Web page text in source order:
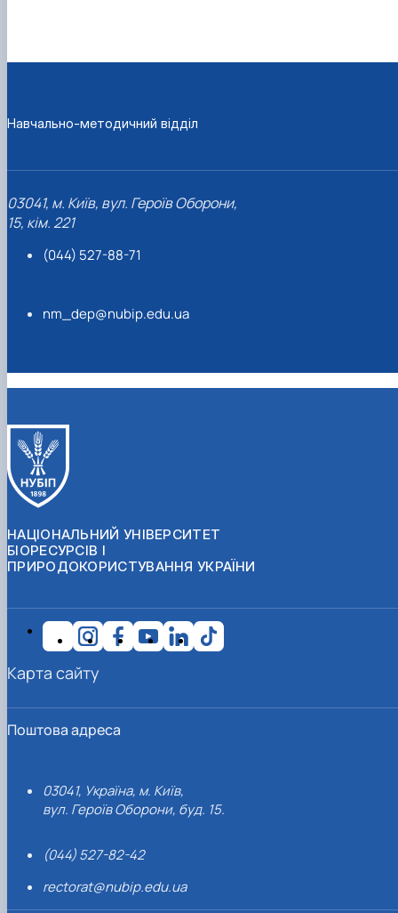
Навчально-методичний відділ
03041, м. Київ, вул. Героїв Оборони,
15, кім. 221
(044) 527-88-71
nm_dep@nubip.edu.ua
НАЦІОНАЛЬНИЙ УНІВЕРСИТЕТ
БІОРЕСУРСІВ І
ПРИРОДОКОРИСТУВАННЯ УКРАЇНИ
Поштова адреса
03041, Україна, м. Київ,
вул. Героїв Оборони, буд. 15.
(044) 527-82-42
rectorat@nubip.edu.ua
Карта сайту